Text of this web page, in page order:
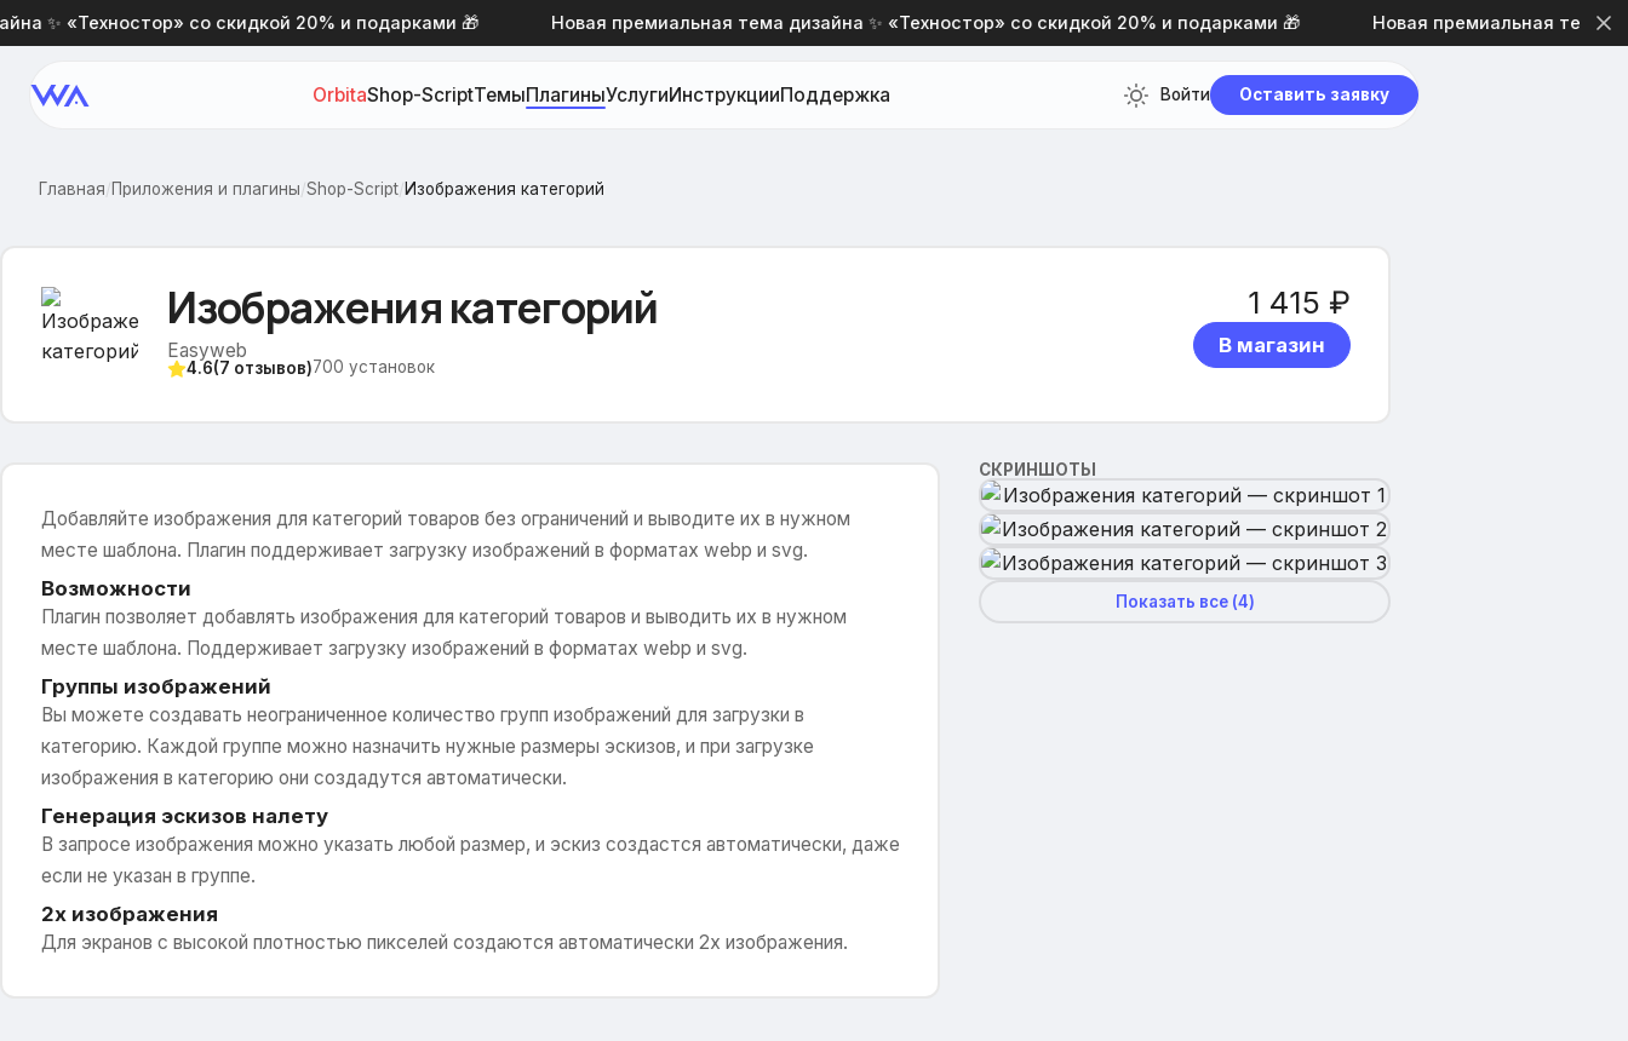
✨ «Техностор» со скидкой 20% и подарками 🎁 Новая премиальная тема дизайна ✨ «Техностор» со скидкой 20% и подарками 🎁 Новая премиальная тема
OrbitaShop-ScriptТемыПлагиныУслугиИнструкцииПоддержка Войти Оставить заявку
Главная/Приложения и плагины/Shop-Script/Изображения категорий
Изображения категорий
Easyweb
4.6(7 отзывов)700 установок
1 415 ₽
В магазин
Добавляйте изображения для категорий товаров без ограничений и выводите их в нужном
месте шаблона. Плагин поддерживает загрузку изображений в форматах webp и svg.
Возможности
Плагин позволяет добавлять изображения для категорий товаров и выводить их в нужном
месте шаблона. Поддерживает загрузку изображений в форматах webp и svg.
Группы изображений
Вы можете создавать неограниченное количество групп изображений для загрузки в
категорию. Каждой группе можно назначить нужные размеры эскизов, и при загрузке
изображения в категорию они создадутся автоматически.
Генерация эскизов налету
В запросе изображения можно указать любой размер, и эскиз создастся автоматически, даже
если не указан в группе.
2x изображения
Для экранов с высокой плотностью пикселей создаются автоматически 2x изображения.
СКРИНШОТЫ
Показать все (4)